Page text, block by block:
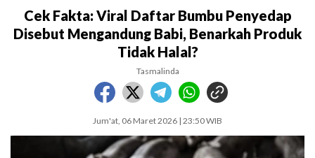
Cek Fakta: Viral Daftar Bumbu Penyedap
Disebut Mengandung Babi, Benarkah Produk
Tidak Halal?
Tasmalinda
Jum'at, 06 Maret 2026 | 23:50 WIB